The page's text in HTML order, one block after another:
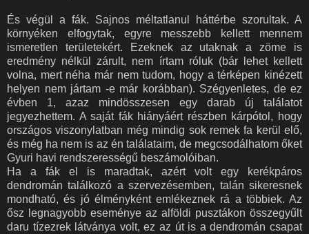
És végül a fák. Sajnos méltatlanul háttérbe szorultak. A
környéken elfogytak, egyre messzebb kellett mennem
ismeretlen területekért. Ezeknek az utaknak a zöme is
eredmény nélkül zárult, nem írtam róluk (bár lehet kellett
volna, mert néha már nem tudom, hogy a térképen kinézett
helyen nem jártam -e már korábban). Szégyenletes, de ez
évben 1, azaz mindösszesen egy darab új találatot
jegyezhettem. A saját fák hiányáért részben kárpótol, hogy
országos viszonylatban még mindig sok remek fa kerül elő,
és még ha nem is az én találataim, de megcsodálhatom őket
Gyuri havi rendszerességű beszámolóiban.
Ha a fák el is maradtak, azért volt egy kerékpáros
dendromán találkozó a szervezésemben, talán sikeresnek
mondható, és jó élményként emlékeznek rá a többiek. Az
ősz legnagyobb eseménye az alföldi pusztákon összegyűlt
daru tízezrek látványa volt, ez az út is a dendromán csapat